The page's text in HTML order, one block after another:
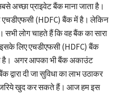
अच्छा प्राइवेट बैंक माना जाता है।
एचडीएफसी (HDFC) बैंक में है। लेकिन
लोग चाहते हैं कि वह बैंक का सारा
लिए एचडीएफसी (HDFC) बैंक
है। अगर आपका भी बैंक अकाउंट
दी जा सुविधा का लाभ उठाकर
खुद कर सकते हैं। आज हम इस